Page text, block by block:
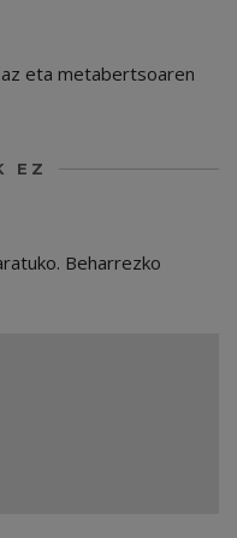
eta metabertsoaren
EZ
Beharrezko